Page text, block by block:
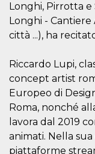
Longhi, Pirrotta e
Longhi -
città ...), ha
Riccardo Lupi,
concept artist
Europeo di
Roma, nonché
lavora dal 2019
animati. Nella
piattaforme
Storage
Nome